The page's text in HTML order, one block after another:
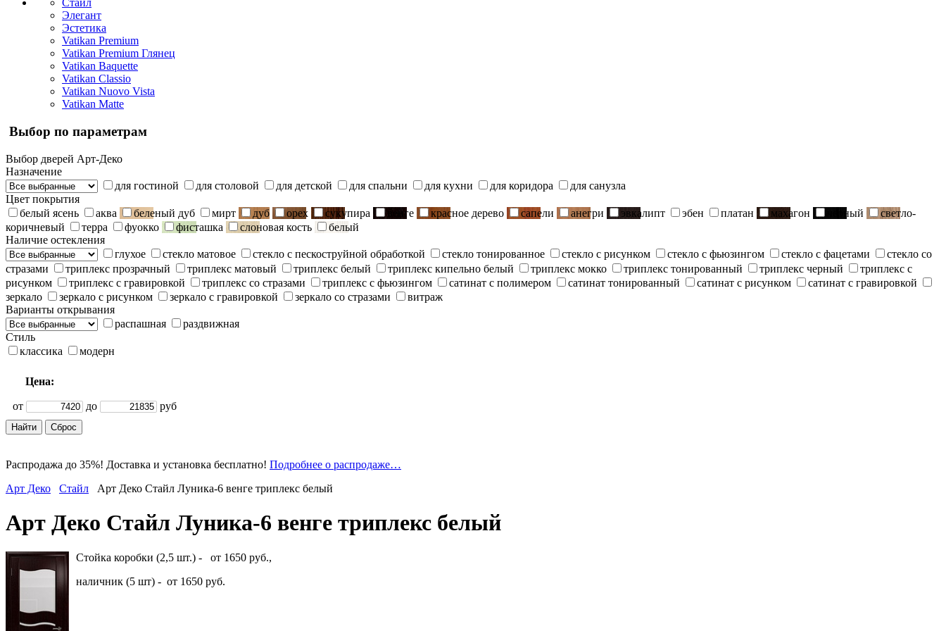
Стайл
Элегант
Эстетика
Vatikan Premium
Vatikan Premium Глянец
Vatikan Baquette
Vatikan Classio
Vatikan Nuovo Vista
Vatikan Matte
Выбор по параметрам
Выбор дверей Арт-Деко
Назначение
для гостиной
для столовой для детской для спальни для кухни для коридора
для санузла
Цвет покрытия
белый ясень
аква беленый дуб мирт дуб орех сукупира венге красное дерево сапели анегри эвкалипт эбен платан махагон черный
светло-
коричневый
терра фуокко фисташка слоновая кость
белый
Наличие остекления
глухое
стекло матовое стекло с пескоструйной обработкой стекло тонированное стекло с рисунком стекло с фьюзингом стекло с фацетами
стекло со
стразами
триплекс прозрачный триплекс матовый триплекс белый триплекс кипельно белый триплекс мокко триплекс тонированный триплекс черный
триплекс с
рисунком
триплекс с гравировкой триплекс со стразами триплекс с фьюзингом сатинат с полимером сатинат тонированный сатинат с рисунком
сатинат с гравировкой
зеркало
зеркало с рисунком зеркало с гравировкой зеркало со стразами
витраж
Варианты открывания
распашная
раздвижная
Стиль
классика
модерн
Цена:
от до руб
Распродажа до 35%! Доставка и установка бесплатно! Подробнее о распродаже…
Арт Деко
Стайл Арт Деко Стайл Луника-6 венге триплекс белый
Арт Деко Стайл Луника-6 венге триплекс белый
Стойка коробки (2,5 шт.) - от 1650 руб.,
наличник (5 шт) - от 1650 руб.